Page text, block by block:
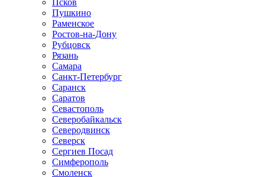
Пушкино
Раменское
Ростов-на-Дону
Рубцовск
Рязань
Самара
Санкт-Петербург
Саранск
Саратов
Севастополь
Северобайкальск
Северодвинск
Северск
Сергиев Посад
Симферополь
Смоленск